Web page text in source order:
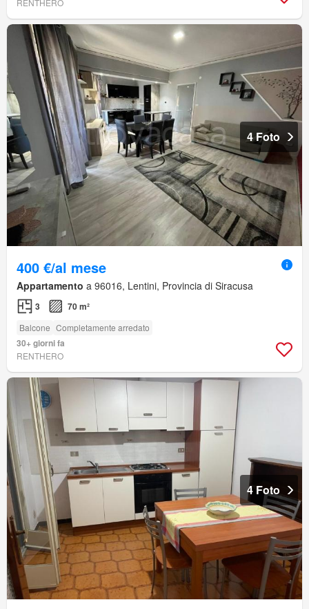
4 Foto
400 €/al mese
Appartamento a 96016, Lentini, Provincia di Siracusa
3 70 m²
Balcone Completamente arredato
30+ giorni fa
RENTHERO
4 Foto